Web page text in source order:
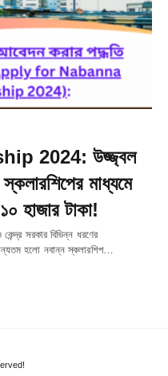
2024: উজ্জ্বল
মাধ্যমে
হাজার টাকা!
সরকার বিভিন্ন ধরণের
হলো নবান্ন স্কলারশিপ…